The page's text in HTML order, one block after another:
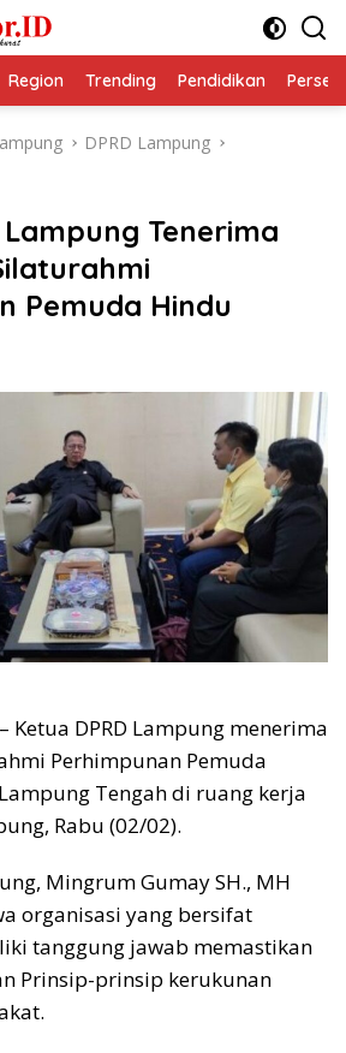
Region Trending Pendidikan
DPRD Lampung
Lampung Tenerima
Pemuda Hindu
Ketua DPRD Lampung menerima
Perhimpunan Pemuda
Tengah di ruang kerja
Rabu (02/02).
Mingrum Gumay SH., MH
organisasi yang bersifat
tanggung jawab memastikan
Prinsip-prinsip kerukunan